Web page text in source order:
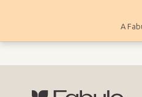
tartalomhoz
A